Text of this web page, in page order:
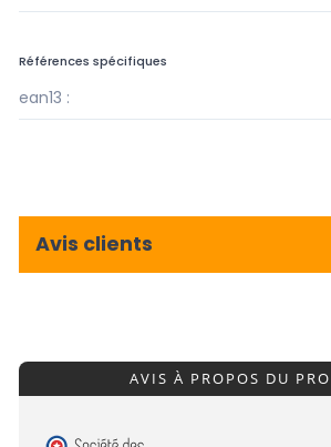
Références spécifiques
ean13 :
Avis clients
AVIS À PROPOS DU